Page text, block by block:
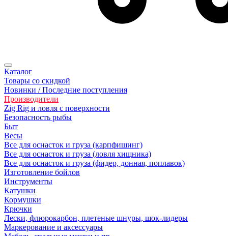
Каталог
Товары со скидкой
Новинки / Последние поступления
Производители
Zig Rig и ловля с поверхности
Безoпасность рыбы
Быт
Весы
Все для оснасток и груза (карпфишинг)
Все для оснасток и груза (ловля хищника)
Все для оснасток и груза (фидер, донная, поплавок)
Изготовление бойлов
Инструменты
Катушки
Кормушки
Крючки
Лески, флюрокарбон, плетеные шнуры, шок-лидеры
Маркерование и аксессуары